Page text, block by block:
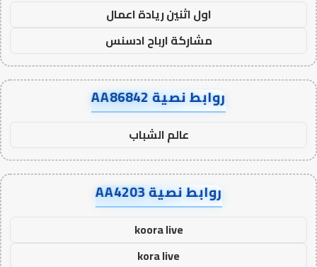
اول اثنين ريادة اعمال
مشاركة ارباح ادسنس
روابط نصية AA86842
عالم الشباب
روابط نصية AA4203
koora live
kora live